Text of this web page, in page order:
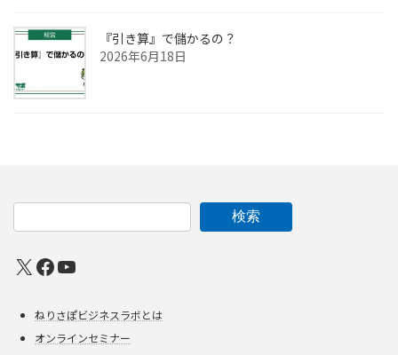
『引き算』で儲かるの？
2026年6月18日
検索
X Facebook
YouTube
ねりさぽビジネスラボとは
オンラインセミナー